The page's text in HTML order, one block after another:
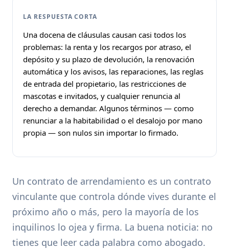
LA RESPUESTA CORTA
Una docena de cláusulas causan casi todos los
problemas: la renta y los recargos por atraso, el
depósito y su plazo de devolución, la renovación
automática y los avisos, las reparaciones, las reglas
de entrada del propietario, las restricciones de
mascotas e invitados, y cualquier renuncia al
derecho a demandar. Algunos términos — como
renunciar a la habitabilidad o el desalojo por mano
propia — son nulos sin importar lo firmado.
Un contrato de arrendamiento es un contrato
vinculante que controla dónde vives durante el
próximo año o más, pero la mayoría de los
inquilinos lo ojea y firma. La buena noticia: no
tienes que leer cada palabra como abogado.